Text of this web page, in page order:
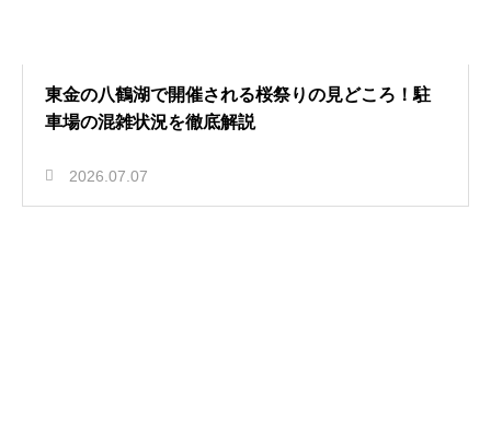
東金の八鶴湖で開催される桜祭りの見どころ！駐
車場の混雑状況を徹底解説
2026.07.07